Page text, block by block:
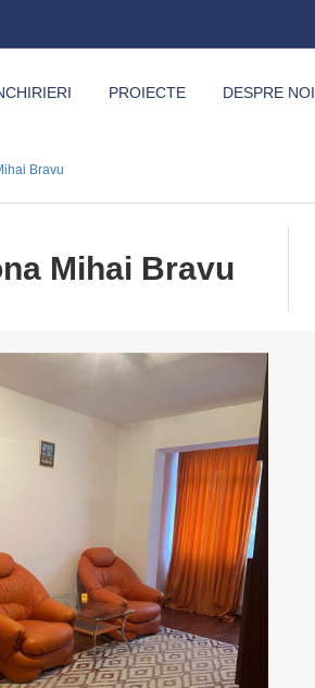
PROIECTE DESPRE NOI
Bravu
Mihai Bravu